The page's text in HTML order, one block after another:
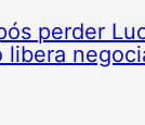
perder
libera